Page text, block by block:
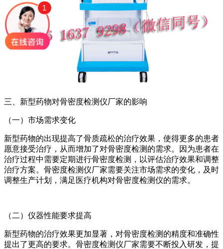
三、新型药物对骨密度检测仪厂家的影响
（一）市场需求变化
新型药物的出现提高了骨质疏松的治疗效果，使得更多的患者
愿意接受治疗，从而增加了对骨密度检测的需求。因为患者在
治疗过程中需要定期进行骨密度检测，以评估治疗效果和调整
治疗方案。骨密度检测仪厂家需要关注市场需求的变化，及时
调整生产计划，满足医疗机构对骨密度检测仪的需求。
（二）仪器性能要求提高
新型药物的治疗效果更加显著，对骨密度检测的精度和准确性
提出了更高的要求。骨密度检测仪厂家需要不断投入研发，提
1